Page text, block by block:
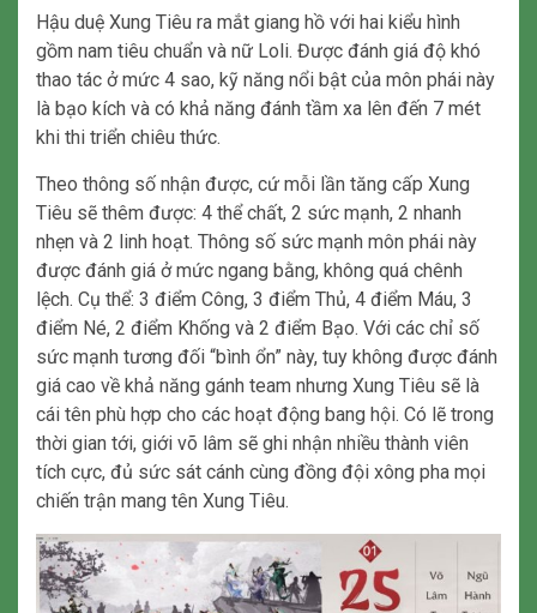
Hậu duệ Xung Tiêu ra mắt giang hồ với hai kiểu hình
gồm nam tiêu chuẩn và nữ Loli. Được đánh giá độ khó
thao tác ở mức 4 sao, kỹ năng nổi bật của môn phái này
là bạo kích và có khả năng đánh tầm xa lên đến 7 mét
khi thi triển chiêu thức.
Theo thông số nhận được, cứ mỗi lần tăng cấp Xung
Tiêu sẽ thêm được: 4 thể chất, 2 sức mạnh, 2 nhanh
nhẹn và 2 linh hoạt. Thông số sức mạnh môn phái này
được đánh giá ở mức ngang bằng, không quá chênh
lệch. Cụ thể: 3 điểm Công, 3 điểm Thủ, 4 điểm Máu, 3
điểm Né, 2 điểm Khống và 2 điểm Bạo. Với các chỉ số
sức mạnh tương đối “bình ổn” này, tuy không được đánh
giá cao về khả năng gánh team nhưng Xung Tiêu sẽ là
cái tên phù hợp cho các hoạt động bang hội. Có lẽ trong
thời gian tới, giới võ lâm sẽ ghi nhận nhiều thành viên
tích cực, đủ sức sát cánh cùng đồng đội xông pha mọi
chiến trận mang tên Xung Tiêu.